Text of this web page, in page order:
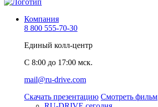
Компания
8 800 555-70-30
Единый колл-центр
C 8:00 до 17:00 мск.
mail@ru-drive.com
Скачать презентацию Смотреть фильм